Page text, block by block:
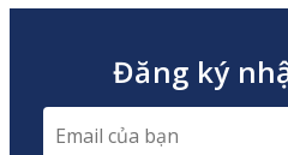
Đăng ký